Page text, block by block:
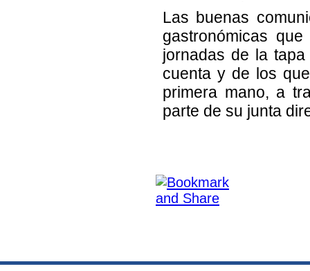
Las buenas
gastronómicas
jornadas de la
cuenta y de los
primera mano, a
parte de su junta